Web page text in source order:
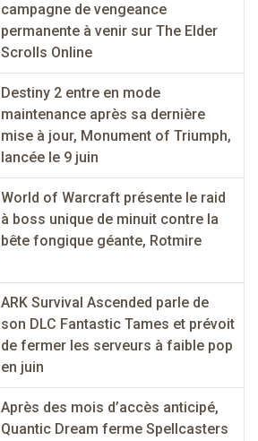
campagne de vengeance
permanente à venir sur The Elder
Scrolls Online
Destiny 2 entre en mode
maintenance après sa dernière
mise à jour, Monument of Triumph,
lancée le 9 juin
World of Warcraft présente le raid
à boss unique de minuit contre la
bête fongique géante, Rotmire
ARK Survival Ascended parle de
son DLC Fantastic Tames et prévoit
de fermer les serveurs à faible pop
en juin
Après des mois d’accès anticipé,
Quantic Dream ferme Spellcasters